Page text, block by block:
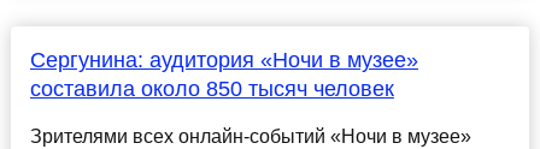
Сергунина: аудитория «Ночи в музее»
составила около 850 тысяч человек
Зрителями всех онлайн-событий «Ночи в музее»